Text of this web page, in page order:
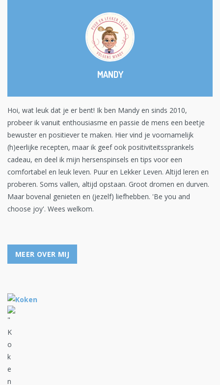
MANDY
Hoi, wat leuk dat je er bent! Ik ben Mandy en sinds 2010,
probeer ik vanuit enthousiasme en passie de mens een beetje
bewuster en positiever te maken. Hier vind je voornamelijk
(h)eerlijke recepten, maar ik geef ook positiviteitssprankels
cadeau, en deel ik mijn hersenspinsels en tips voor een
comfortabel en leuk leven. Puur en Lekker Leven. Altijd leren en
proberen. Soms vallen, altijd opstaan. Groot dromen en durven.
Maar bovenal genieten en (jezelf) liefhebben. 'Be you and
choose joy'. Wees welkom.
MEER OVER MIJ